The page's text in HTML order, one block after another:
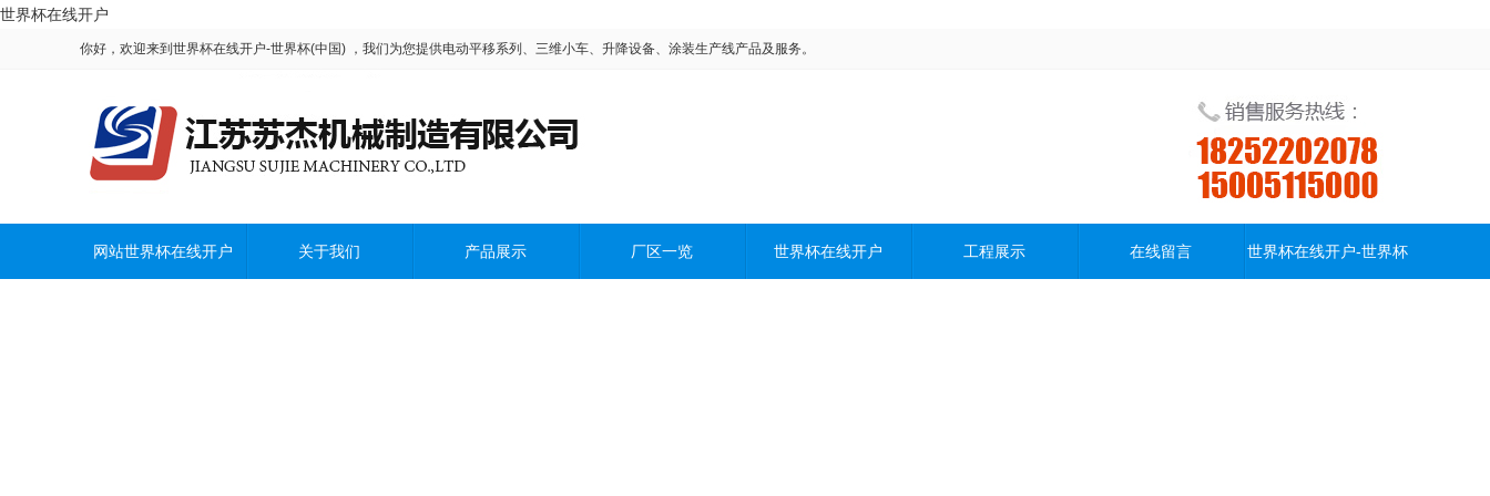
世界杯在线开户
你好，欢迎来到世界杯在线开户-世界杯(中国) ，我们为您提供电动平移系列、三维小车、升降设备、涂装生产线产品及服务。
网站世界杯在线开户 关于我们 产品展示 厂区一览 世界杯在线开户 工程展示 在线留言 世界杯在线开户-世界杯